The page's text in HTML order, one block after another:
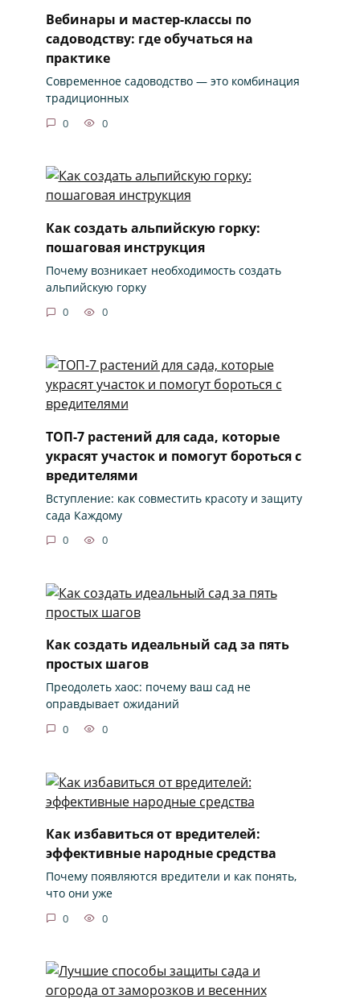
Вебинары и мастер-классы по
садоводству: где обучаться на
практике
Современное садоводство — это комбинация
традиционных
0 0
Как создать альпийскую горку:
пошаговая инструкция
Почему возникает необходимость создать
альпийскую горку
0 0
ТОП-7 растений для сада, которые
украсят участок и помогут бороться с
вредителями
Вступление: как совместить красоту и защиту
сада Каждому
0 0
Как создать идеальный сад за пять
простых шагов
Преодолеть хаос: почему ваш сад не
оправдывает ожиданий
0 0
Как избавиться от вредителей:
эффективные народные средства
Почему появляются вредители и как понять,
что они уже
0 0